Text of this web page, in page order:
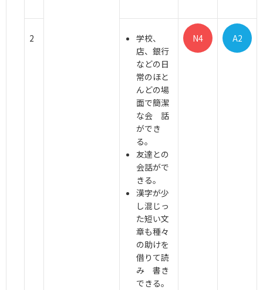
2
学校、
店、銀行
などの日
常のほと
んどの場
面で簡潔
な会 話
ができ
る。
友達との
会話がで
きる。
漢字が少
し混じっ
た短い文
章も種々
の助けを
借りて読
み 書き
できる。
N4 A2